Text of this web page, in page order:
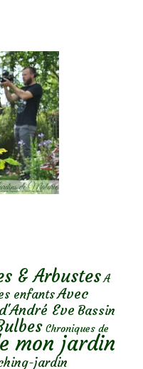
& Arbustes A
enfantsAvec
Eve Bassin
Chroniques de
mon jardin
jardin